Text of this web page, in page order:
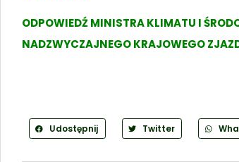
ODPOWIEDŹ MINISTRA KLIMATU I
NADZWYCZAJNEGO KRAJOWEGO
Udostępnij Twitter